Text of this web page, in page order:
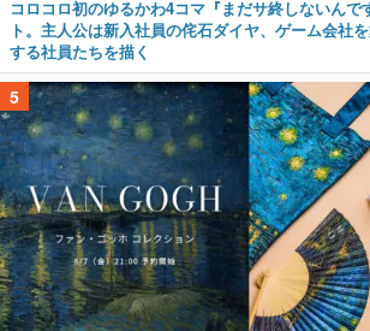
コロコロ初のゆるかわ4コマ『まだサ終しないんで
ト。主人公は新入社員の侘石ダイヤ、ゲーム会社
する社員たちを描く
5